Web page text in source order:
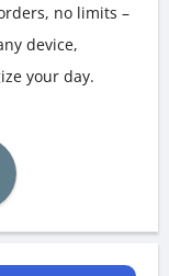
no limits –
device,
your day.